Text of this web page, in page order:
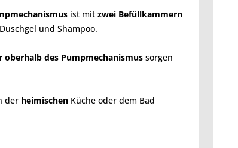
ist mit zwei Befüllkammern
und Shampoo.
oberhalb des Pumpmechanismus sorgen
der heimischen Küche oder dem Bad